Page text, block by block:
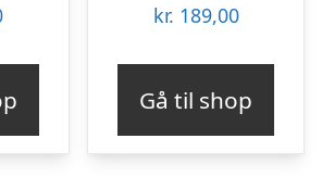
kr. 189,00
Gå til shop